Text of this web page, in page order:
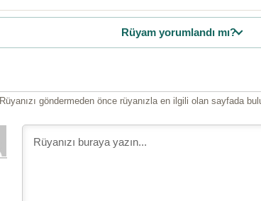
Rüyam yorumlandı mı?
Rüyanızı göndermeden önce rüyanızla en ilgili olan sayfada